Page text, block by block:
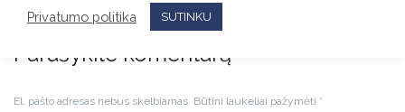
Parašykite komentarą
El. pašto adresas nebus skelbiamas. Būtini laukeliai pažymėti *
Privatumo politika SUTINKU